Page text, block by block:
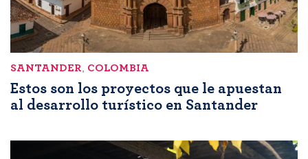
SANTANDER COLOMBIA
Estos son los proyectos que le apuestan
al desarrollo turístico en Santander